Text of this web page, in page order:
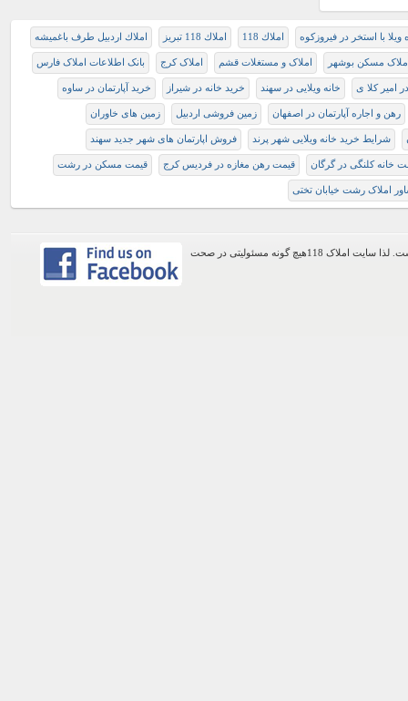
ویلا با استخر در فیروزکوه املاك 118 املاك 118 تبريز املاك اردبيل طرف باغميشه
مسکن بوشهر املاک و مستغلات قشم املاک کرج بانک اطلاعات املاک فارس
امیر کلا ی خانه ویلایی در سهند ﺧﺮﻳﺪ ﺧﺎﻧﻪ ﺩر ﺷﻴﺮاﺯ خرید آپارتمان در ساوه
رهن و اجاره آپارتمان در اصفهان زمین فروشی اردبیل زمین های خاوران
شرایط خرید خانه ویلایی شهر پرند فروش اپارتمان های شهر جدید سهند
خانه کلنگی در گرگان قیمت رهن مغازه در فردیس کرج قیمت مسکن در رشت
املاک رشت خیابان تختی
اطلاعات موجود در این وب سایت از طریق کاربران عمومی سایت ثبت شده است. لذا سایت املاک 118هیچ گونه مسئولیتی در صحت